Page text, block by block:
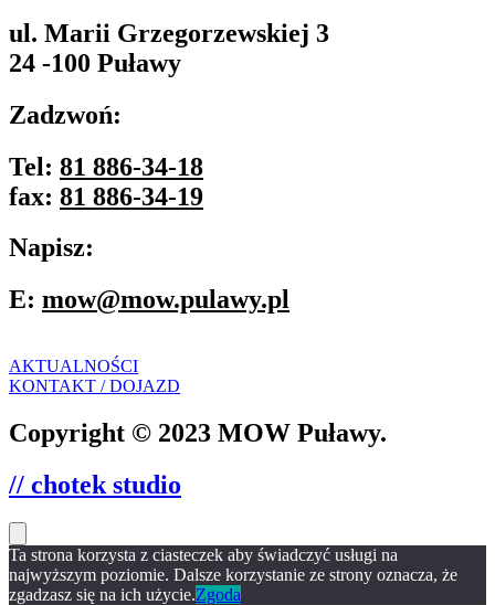
ul. Marii Grzegorzewskiej 3
24 -100 Puławy
Zadzwoń:
Tel: 81 886-34-18
fax: 81 886-34-19
Napisz:
E: mow@mow.pulawy.pl
AKTUALNOŚCI
KONTAKT / DOJAZD
Copyright © 2023 MOW Puławy.
// chotek studio
Ta strona korzysta z ciasteczek aby świadczyć usługi na
najwyższym poziomie. Dalsze korzystanie ze strony oznacza, że
zgadzasz się na ich użycie.Zgoda